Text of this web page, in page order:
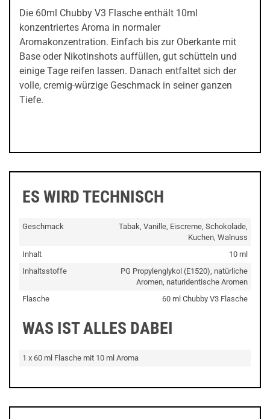
Die 60ml Chubby V3 Flasche enthält 10ml
konzentriertes Aroma in normaler
Aromakonzentration. Einfach bis zur Oberkante mit
Base oder Nikotinshots auffüllen, gut schütteln und
einige Tage reifen lassen. Danach entfaltet sich der
volle, cremig-würzige Geschmack in seiner ganzen
Tiefe.
ES WIRD TECHNISCH
Geschmack
Tabak, Vanille, Eiscreme, Schokolade,
Kuchen, Walnuss
Inhalt
10 ml
Inhaltsstoffe
PG Propylenglykol (E1520), natürliche
Aromen, naturidentische Aromen
Flasche
60 ml Chubby V3 Flasche
WAS IST ALLES DABEI
1 x 60 ml Flasche mit 10 ml Aroma